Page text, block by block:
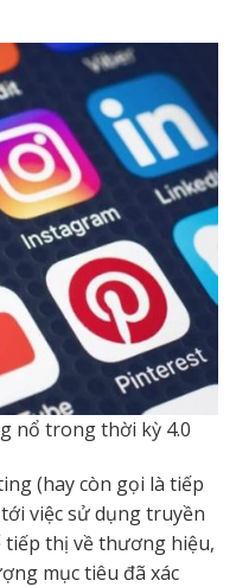
nổ trong thời kỳ 4.0
(hay còn gọi là tiếp
việc sử dụng truyền
tiếp thị về thương hiệu,
mục tiêu đã xác